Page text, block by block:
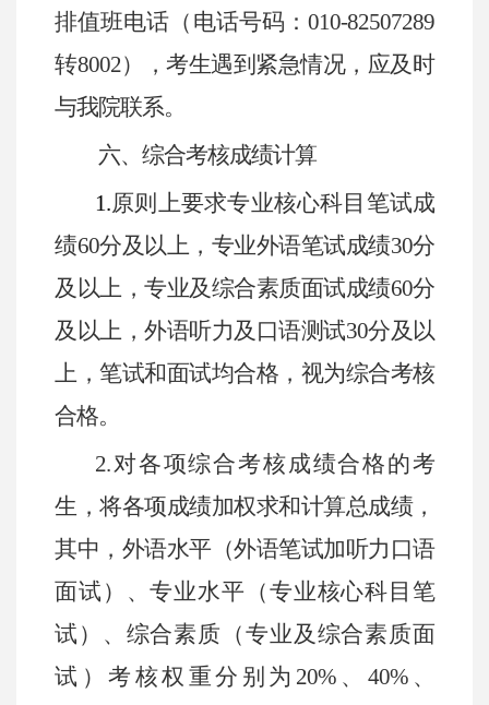
排值班电话（电话号码： 010-82507289
转8002），考生遇到紧急情况，应及时
与我院联系。
六、综合考核成绩计算
1.原则上要求专业核心科目笔试成
绩60分及以上，专业外语笔试成绩30分
及以上，专业及综合素质面试成绩60分
及以上，外语听力及口语测试30分及以
上，笔试和面试均合格，视为综合考核
合格。
2.对各项综合考核成绩合格的考
生，将各项成绩加权求和计算总成绩，
其中，外语水平（外语笔试加听力口语
面试）、专业水平（专业核心科目笔
试）、综合素质（专业及综合素质面
试）考核权重分别为 20%、 40%、